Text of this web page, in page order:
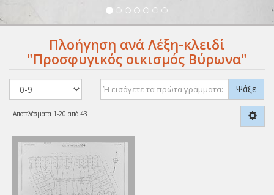
Πλοήγηση ανά Λέξη-κλειδί
"Προσφυγικός οικισμός Βύρωνα"
Ψάξε
Αποτελέσματα 1-20 από 43